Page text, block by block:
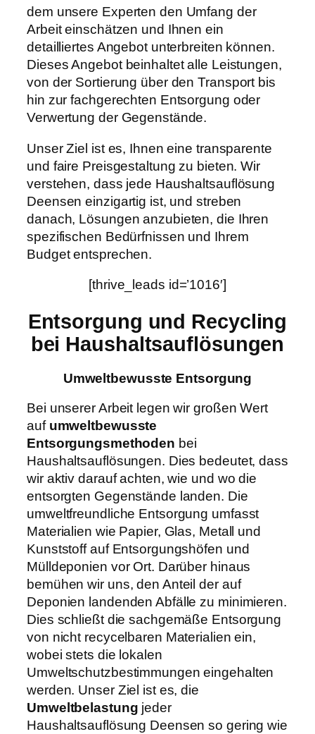
dem unsere Experten den Umfang der
Arbeit einschätzen und Ihnen ein
detailliertes Angebot unterbreiten können.
Dieses Angebot beinhaltet alle Leistungen,
von der Sortierung über den Transport bis
hin zur fachgerechten Entsorgung oder
Verwertung der Gegenstände.
Unser Ziel ist es, Ihnen eine transparente
und faire Preisgestaltung zu bieten. Wir
verstehen, dass jede Haushaltsauflösung
Deensen einzigartig ist, und streben
danach, Lösungen anzubieten, die Ihren
spezifischen Bedürfnissen und Ihrem
Budget entsprechen.
[thrive_leads id=’1016′]
Entsorgung und Recycling
bei Haushaltsauflösungen
Umweltbewusste Entsorgung
Bei unserer Arbeit legen wir großen Wert
auf umweltbewusste
Entsorgungsmethoden bei
Haushaltsauflösungen. Dies bedeutet, dass
wir aktiv darauf achten, wie und wo die
entsorgten Gegenstände landen. Die
umweltfreundliche Entsorgung umfasst
Materialien wie Papier, Glas, Metall und
Kunststoff auf Entsorgungshöfen und
Mülldeponien vor Ort. Darüber hinaus
bemühen wir uns, den Anteil der auf
Deponien landenden Abfälle zu minimieren.
Dies schließt die sachgemäße Entsorgung
von nicht recycelbaren Materialien ein,
wobei stets die lokalen
Umweltschutzbestimmungen eingehalten
werden. Unser Ziel ist es, die
Umweltbelastung jeder
Haushaltsauflösung Deensen so gering wie